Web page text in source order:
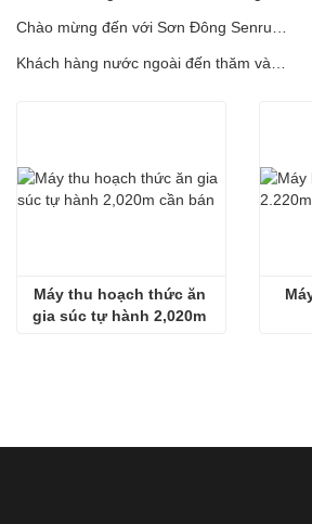
Chào mừng đến với Sơn Đông Senrui để tham quan và kiểm tra, cũng như thảo luận hợp tác sâu rộng
Máy thu hoạch thức ăn
gia súc tự hành 2,020m